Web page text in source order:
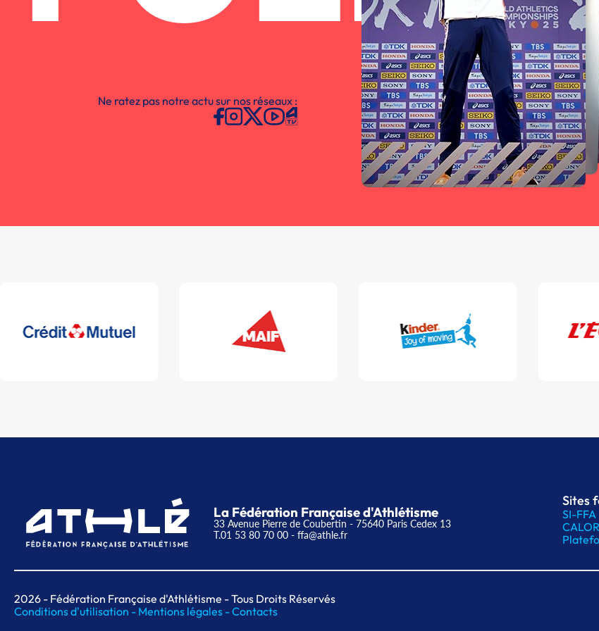
Ne ratez pas notre actu sur nos réseaux :
La Fédération Française d'Athlétisme
33 Avenue Pierre de Coubertin - 75640 Paris Cedex 13
T.01 53 80 70 00 - ffa@athle.fr
Sites
SI-FFA
2026 - Fédération Française d'Athlétisme - Tous Droits Réservés
Conditions d'utilisation - Mentions légales -Contacts